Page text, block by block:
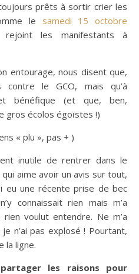
prêts à sortir crier les
le samedi 15 octobre
les manifestants à
entourage, nous disent que,
contre le GCO, mais qu’à
bénéfique (et que, ben,
gros écolos égoïstes !)
« plu », pas + )
inutile de rentrer dans le
aime avoir un avis sur tout,
eu une récente prise de bec
connaissait rien mais m’a
voulut entendre. Ne m’a
n’ai pas explosé ! Pourtant,
la ligne.
les raisons pour